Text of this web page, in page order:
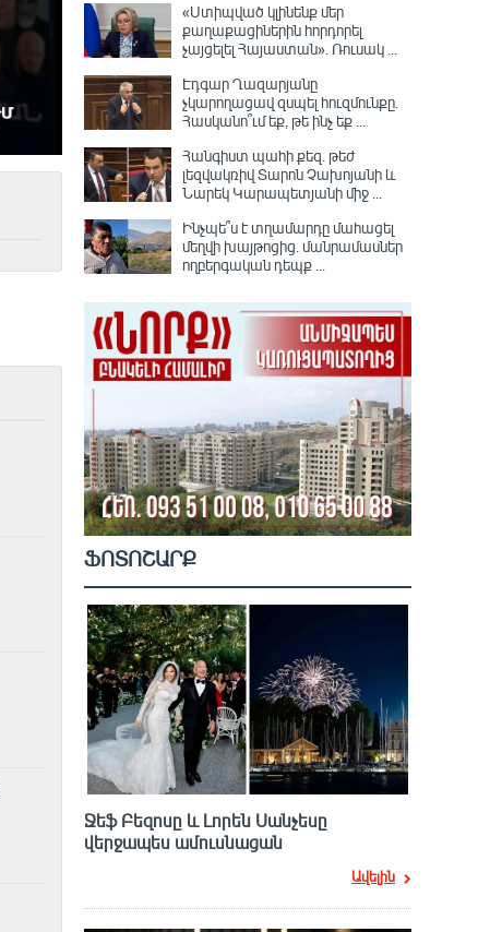
«Ստիպված կլինենք մեր
քաղաքացիներին հորդորել
չայցելել Հայաստան»․ Ռուսակ ...
Էդգար Ղազարյանը
չկարողացավ զսպել հուզմունքը.
Հասկանո՞ւմ եք, թե ինչ եք ...
Հանգիստ պահի քեզ. թեժ
լեզվակռիվ Տարոն Չախոյանի և
Նարեկ Կարապետյանի միջ ...
Ինչպե՞ս է տղամարդը մահացել
մեղվի խայթոցից. մանրամասներ
ողբերգական դեպք ...
ՖՈՏՈՇԱՐՔ
Ջեֆ Բեզոսը և Լորեն Սանչեսը
վերջապես ամուսնացան
Ավելին